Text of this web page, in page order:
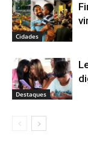
Cidades
Destaques